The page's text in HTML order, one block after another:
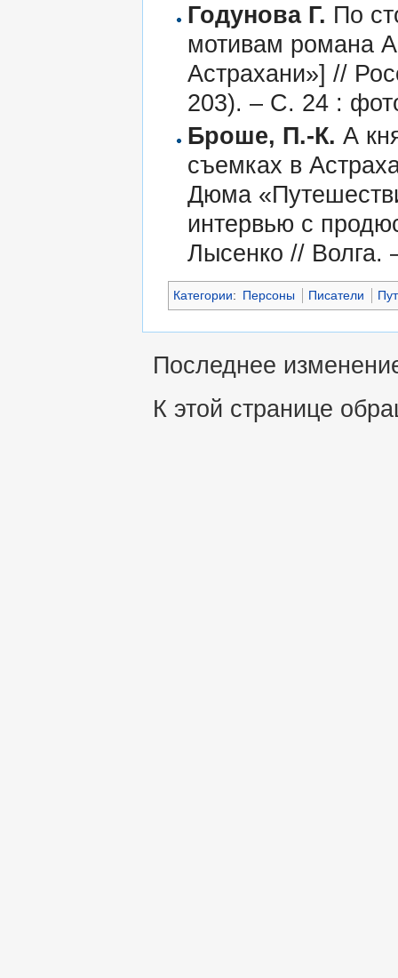
Годунова Г. По
мотивам романа
Астрахани»] //
203). – С. 24 :
Броше, П.-К. А
съемках в
Дюма
интервью с
Лысенко // Волга.
Категории: Персоны Писатели
Последнее
К этой странице